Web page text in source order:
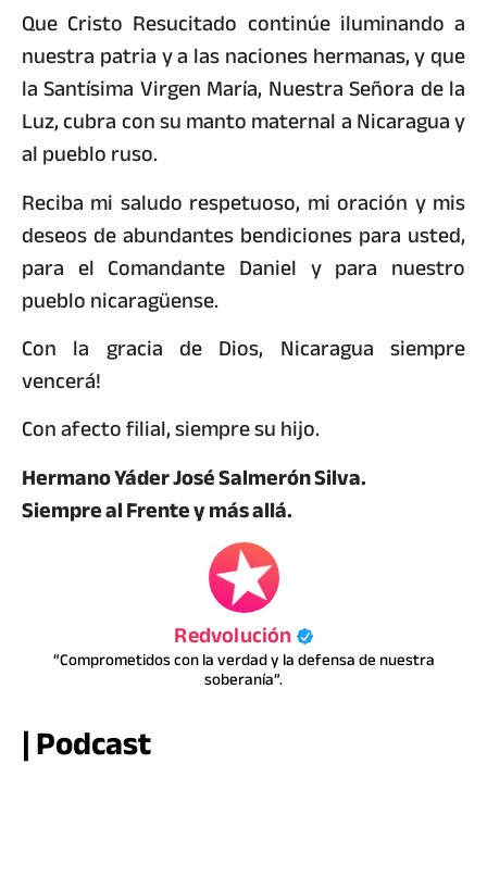
Que Cristo Resucitado continúe iluminando a
nuestra patria y a las naciones hermanas, y que
la Santísima Virgen María, Nuestra Señora de la
Luz, cubra con su manto maternal a Nicaragua y
al pueblo ruso.
Reciba mi saludo respetuoso, mi oración y mis
deseos de abundantes bendiciones para usted,
para el Comandante Daniel y para nuestro
pueblo nicaragüense.
Con la gracia de Dios, Nicaragua siempre
vencerá!
Con afecto filial, siempre su hijo.
Hermano Yáder José Salmerón Silva.
Siempre al Frente y más allá.
Redvolución
“Comprometidos con la verdad y la defensa de nuestra
soberanía”.
| Podcast